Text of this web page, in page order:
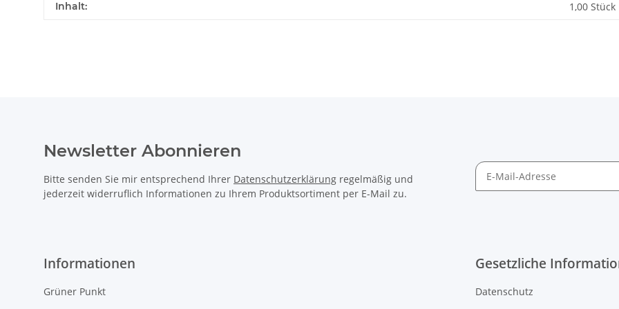
Inhalt: 1,00 Stück
Newsletter Abonnieren
Bitte senden Sie mir entsprechend Ihrer Datenschutzerklärung regelmäßig und
jederzeit widerruflich Informationen zu Ihrem Produktsortiment per E-Mail zu.
Informationen
Grüner Punkt
Gesetzliche
Datenschutz